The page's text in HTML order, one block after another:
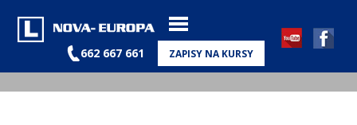
662 667 661 ZAPISY NA KURSY